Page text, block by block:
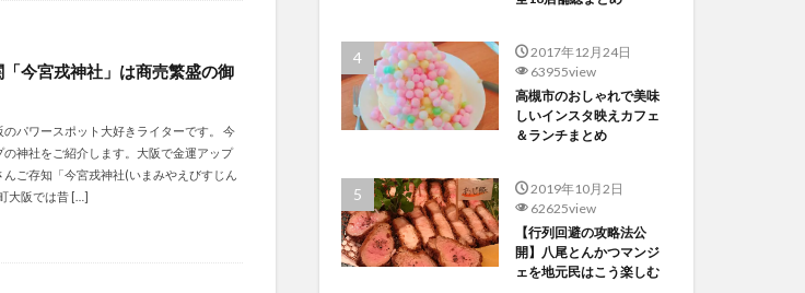
今宮戎神社」は商売繁盛の御
パワースポット大好きライターです。 今
神社をご紹介します。大阪で金運アップ
ご存知「今宮戎神社(いまみやえびすじん
大阪では昔 […]
2017年12月24日
63955view
高槻市のおしゃれで美味
しいインスタ映えカフェ
＆ランチまとめ
2019年10月2日
62625view
【行列回避の攻略法公
開】八尾とんかつマンジ
ェを地元民はこう楽しむ